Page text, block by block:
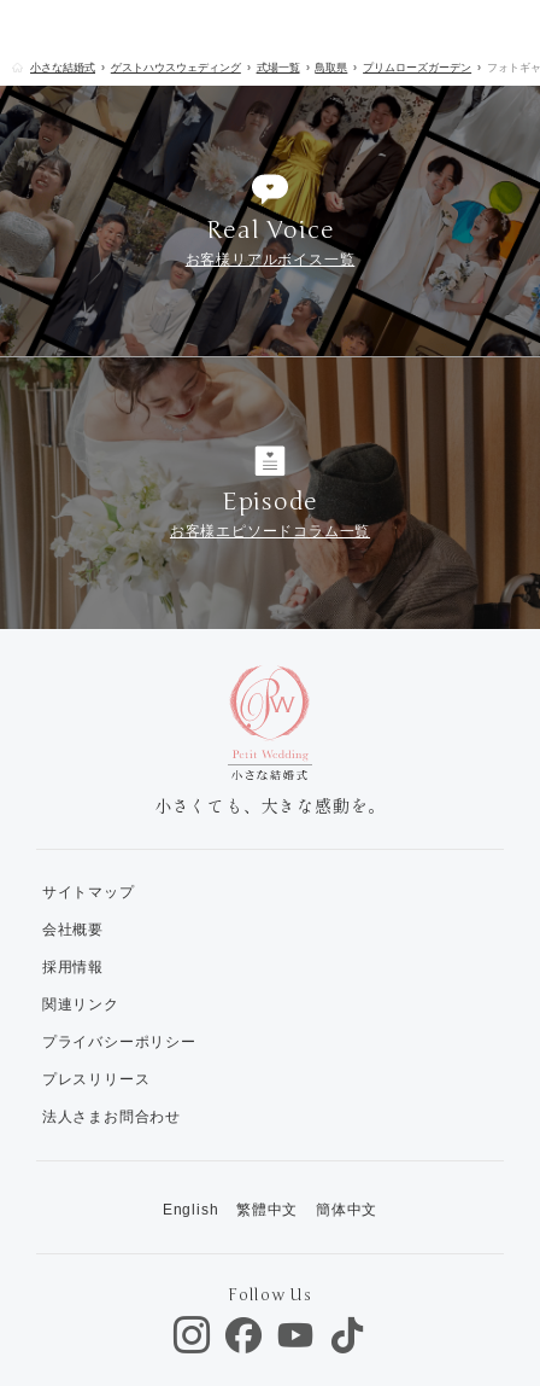
小さな結婚式 ゲストハウスウェディング 式場一覧 鳥取県 プリムローズガーデン フォトギ
Real Voice
お客様リアルボイス一覧
Episode
お客様エピソードコラム一覧
小さくても、大きな感動を。
サイトマップ
会社概要
採用情報
関連リンク
プライバシーポリシー
プレスリリース
法人さまお問合わせ
English 繁體中文 簡体中文
Follow Us